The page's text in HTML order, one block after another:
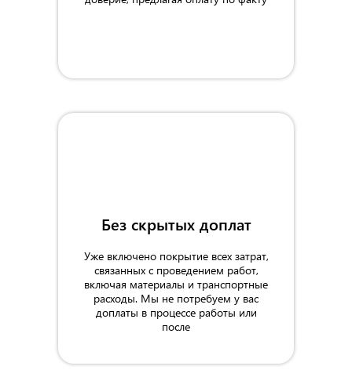
Без скрытых доплат
Уже включено покрытие всех затрат,
связанных с проведением работ,
включая материалы и транспортные
расходы. Мы не потребуем у вас
доплаты в процессе работы или
после